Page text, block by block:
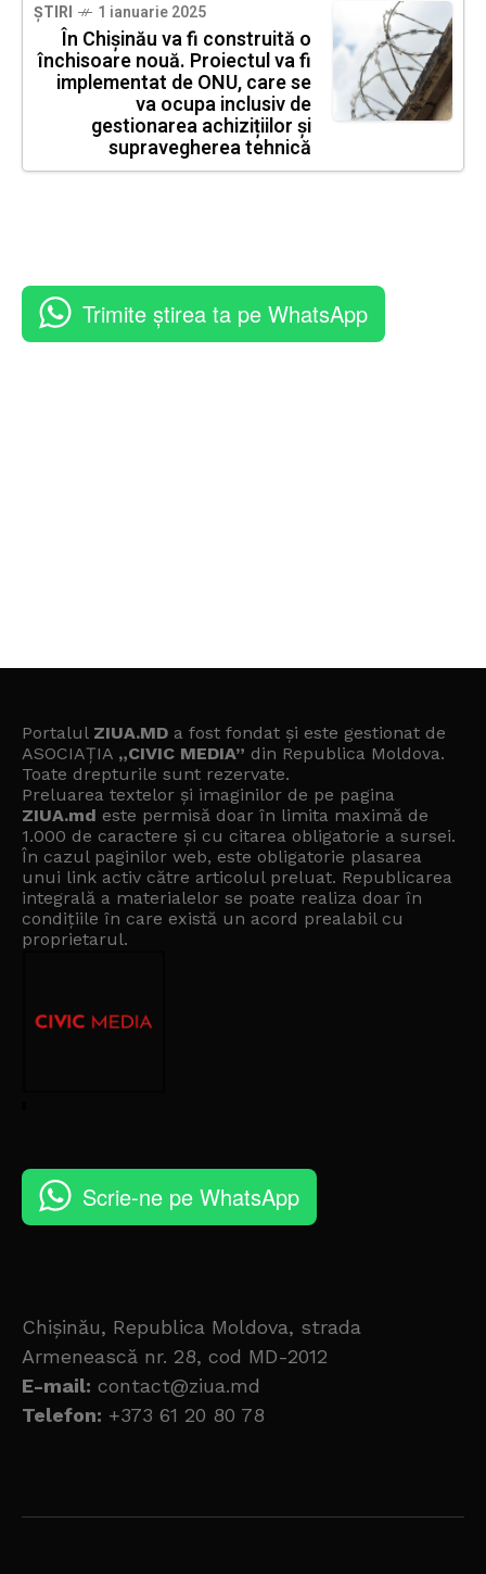
ȘTIRI 1 ianuarie 2025
În Chișinău va fi construită o
închisoare nouă. Proiectul va fi
implementat de ONU, care se
va ocupa inclusiv de
gestionarea achizițiilor și
supravegherea tehnică
Trimite știrea ta pe WhatsApp
Portalul ZIUA.MD a fost fondat și este gestionat de
ASOCIAȚIA „CIVIC MEDIA” din Republica Moldova.
Toate drepturile sunt rezervate.
Preluarea textelor și imaginilor de pe pagina
ZIUA.md este permisă doar în limita maximă de
1.000 de caractere și cu citarea obligatorie a sursei.
În cazul paginilor web, este obligatorie plasarea
unui link activ către articolul preluat. Republicarea
integrală a materialelor se poate realiza doar în
condițiile în care există un acord prealabil cu
proprietarul.
Scrie-ne pe WhatsApp
Chișinău, Republica Moldova, strada
Armenească nr. 28, cod MD-2012
E-mail: contact@ziua.md
Telefon: +373 61 20 80 78